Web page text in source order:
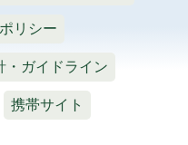
リシー
・ガイドライン
携帯サイト